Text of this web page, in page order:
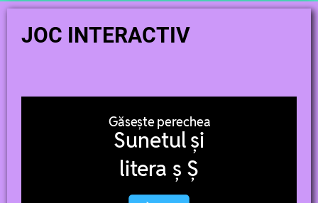
JOC INTERACTIV